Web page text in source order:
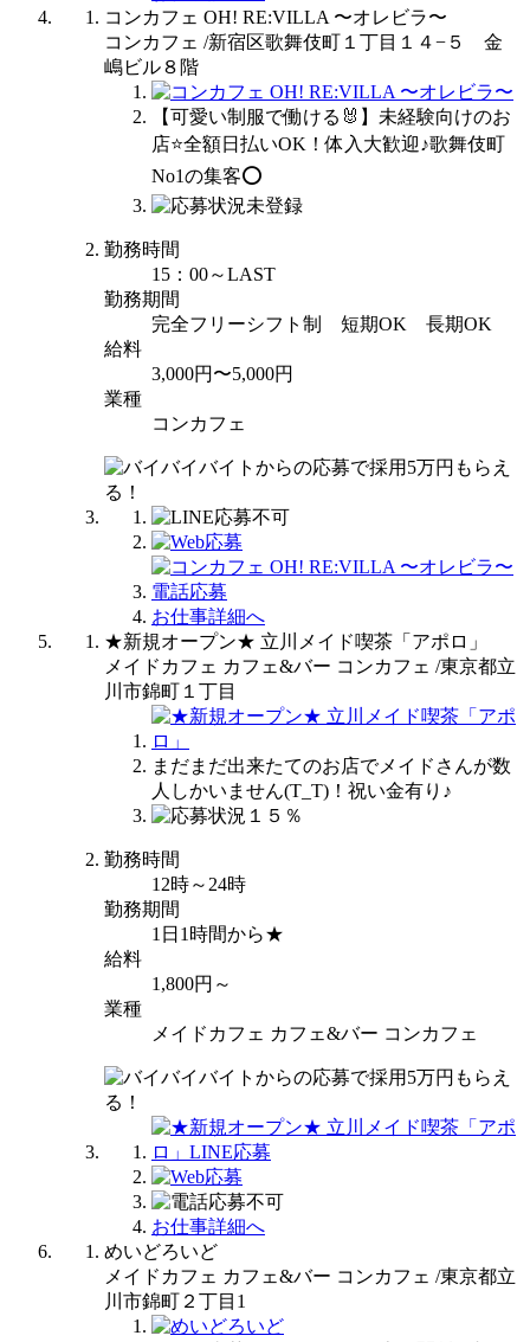
コンカフェ OH! RE:VILLA 〜オレビラ〜
コンカフェ /新宿区歌舞伎町１丁目１４−５ 金
嶋ビル８階
【可愛い制服で働ける🐰】未経験向けのお
店⭐️全額日払いOK！体入大歓迎♪歌舞伎町
No1の集客⭕️
勤務時間
15：00～LAST
勤務期間
完全フリーシフト制 短期OK 長期OK
給料
3,000円〜5,000円
業種
コンカフェ
お仕事詳細へ
★新規オープン★ 立川メイド喫茶「アポロ」
メイドカフェ カフェ&バー コンカフェ /東京都立
川市錦町１丁目
まだまだ出来たてのお店でメイドさんが数
人しかいません(T_T)！祝い金有り♪
勤務時間
12時～24時
勤務期間
1日1時間から★
給料
1,800円～
業種
メイドカフェ カフェ&バー コンカフェ
お仕事詳細へ
めいどろいど
メイドカフェ カフェ&バー コンカフェ /東京都立
川市錦町２丁目1